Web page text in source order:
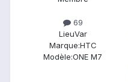
69
LieuVar
Marque:HTC
Modèle:ONE M7